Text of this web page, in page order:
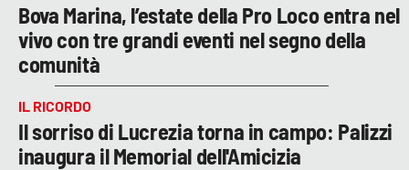
Bova Marina, l’estate della Pro Loco entra nel
vivo con tre grandi eventi nel segno della
comunità
IL RICORDO
Il sorriso di Lucrezia torna in campo: Palizzi
inaugura il Memorial dell'Amicizia